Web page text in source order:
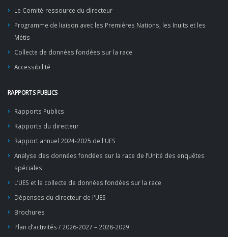
Le Comité-ressource du directeur
Programme de liaison avec les Premières Nations, les Inuits et les
Métis
Collecte de données fondées sur la race
Accessibilité
RAPPORTS PUBLICS
Rapports Publics
Rapports du directeur
Rapport annuel 2024-2025 de l'UES
Analyse des données fondées sur la race de l’Unité des enquêtes
spéciales
L’UES et la collecte de données fondées sur la race
Dépenses du directeur de l'UES
Brochures
Plan d’activités / 2026-2027 – 2028-2029